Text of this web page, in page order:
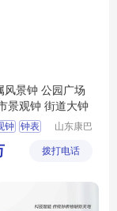
风景钟 公园广场
景观钟 街道大钟
钟 钟表
山东康巴
限公司
拨打电话